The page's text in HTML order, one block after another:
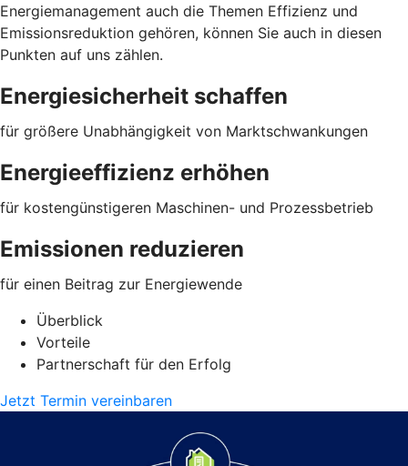
Energiemanagement auch die Themen Effizienz und
Emissionsreduktion gehören, können Sie auch in diesen
Punkten auf uns zählen.
Energiesicherheit schaffen
für größere Unabhängigkeit von Marktschwankungen
Energieeffizienz erhöhen
für kostengünstigeren Maschinen- und Prozessbetrieb
Emissionen reduzieren
für einen Beitrag zur Energiewende
Überblick
Vorteile
Partnerschaft für den Erfolg
Jetzt Termin vereinbaren